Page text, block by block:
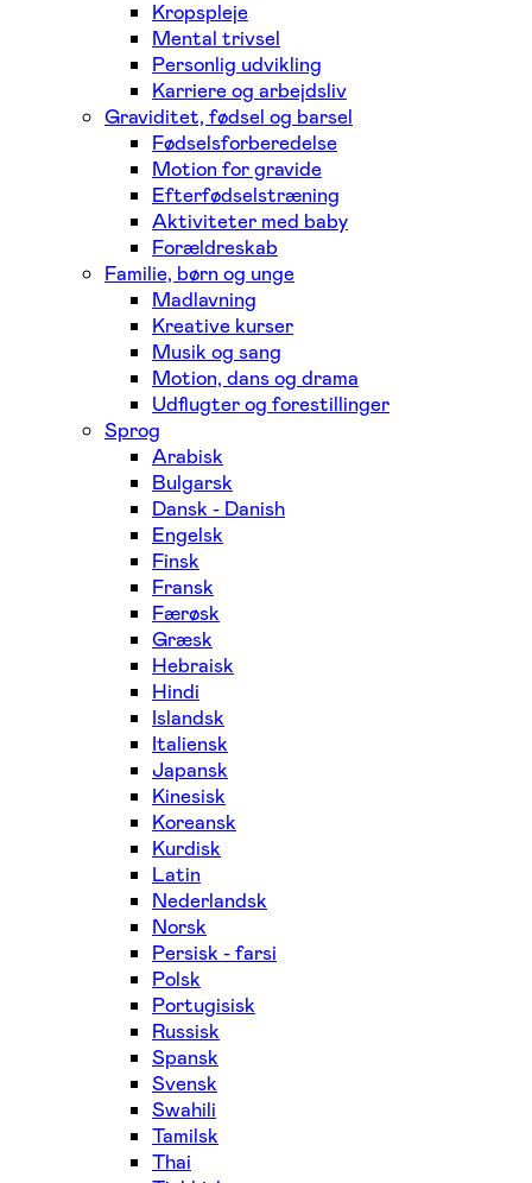
Kropspleje
Mental trivsel
Personlig udvikling
Karriere og arbejdsliv
Graviditet, fødsel og barsel
Fødselsforberedelse
Motion for gravide
Efterfødselstræning
Aktiviteter med baby
Forældreskab
Familie, børn og unge
Madlavning
Kreative kurser
Musik og sang
Motion, dans og drama
Udflugter og forestillinger
Sprog
Arabisk
Bulgarsk
Dansk - Danish
Engelsk
Finsk
Fransk
Færøsk
Græsk
Hebraisk
Hindi
Islandsk
Italiensk
Japansk
Kinesisk
Koreansk
Kurdisk
Latin
Nederlandsk
Norsk
Persisk - farsi
Polsk
Portugisisk
Russisk
Spansk
Svensk
Swahili
Tamilsk
Thai